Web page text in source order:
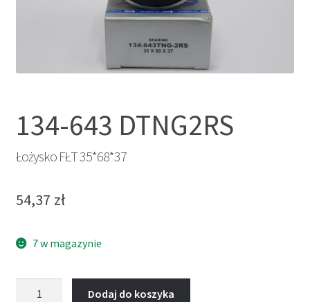
134-643 DTNG2RS
Łożysko FŁT 35*68*37
54,37 zł
7 w magazynie
Dodaj do koszyka